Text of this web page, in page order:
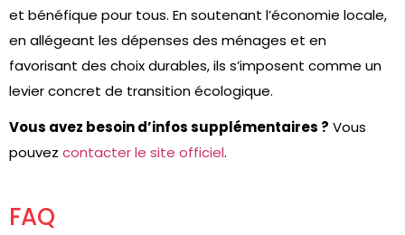
et bénéfique pour tous. En soutenant l’économie locale,
en allégeant les dépenses des ménages et en
favorisant des choix durables, ils s’imposent comme un
levier concret de transition écologique.
Vous avez besoin d’infos supplémentaires ? Vous
pouvez contacter le site officiel.
FAQ